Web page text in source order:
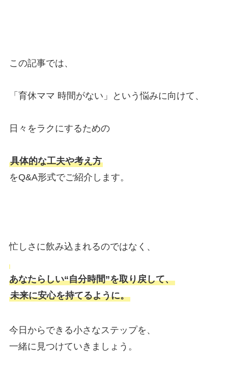
この記事では、
「育休ママ 時間がない」という悩みに向けて、
日々をラクにするための
具体的な工夫や考え方
をQ&A形式でご紹介します。
忙しさに飲み込まれるのではなく、
あなたらしい“自分時間”を取り戻して、
未来に安心を持てるように。
今日からできる小さなステップを、
一緒に見つけていきましょう。